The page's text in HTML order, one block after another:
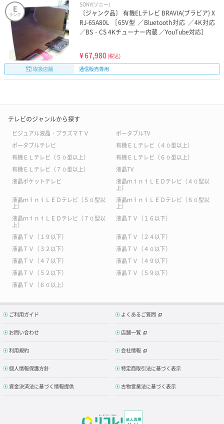
E
ランク
SONY(ソニー)
〔ジャンク品〕 有機ELテレビ BRAVIA(ブラビア) X
RJ-65A80L ［65V型 ／Bluetooth対応 ／4K対応
／BS・CS 4Kチューナー内蔵 ／YouTube対応］
¥67,980 (税込)
取扱店舗
通信販売専用
テレビのジャンルから探す
ビジュアル液晶・プラズマＴＶ
ポータブルTV
ポータブルテレビ
有機ＥＬテレビ（４０型以上）
有機ＥＬテレビ（５０型以上）
有機ＥＬテレビ（６０型以上）
有機ＥＬテレビ（７０型以上）
液晶TV
液晶ポケットテレビ
液晶ｍｉｎｉＬＥＤテレビ（４０型以
上）
液晶ｍｉｎｉＬＥＤテレビ（５０型以
上）
液晶ｍｉｎｉＬＥＤテレビ（６０型以
上）
液晶ｍｉｎｉＬＥＤテレビ（７０型以
上）
液晶ＴＶ（１６以下）
液晶ＴＶ（１９以下）
液晶ＴＶ（２４以下）
液晶ＴＶ（３２以下）
液晶ＴＶ（４０以下）
液晶ＴＶ（４７以下）
液晶ＴＶ（４９以下）
液晶ＴＶ（５２以下）
液晶ＴＶ（５９以下）
液晶ＴＶ（６０以上）
ご利用ガイド よくあるご質問
お問い合わせ 店舗一覧
利用規約 会社情報
個人情報保護方針 特定商取引法に基づく表示
資金決済法に基づく情報提供 古物営業法に基づく表示